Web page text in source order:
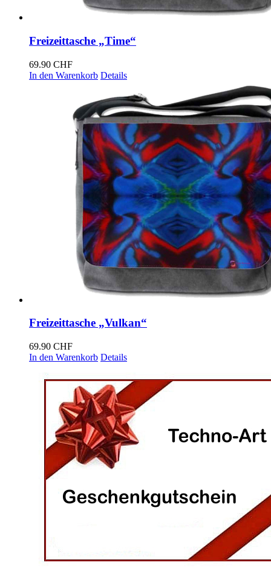
Freizeittasche „Time“
69.90 CHF
In den Warenkorb Details
Freizeittasche „Vulkan“
69.90 CHF
In den Warenkorb Details